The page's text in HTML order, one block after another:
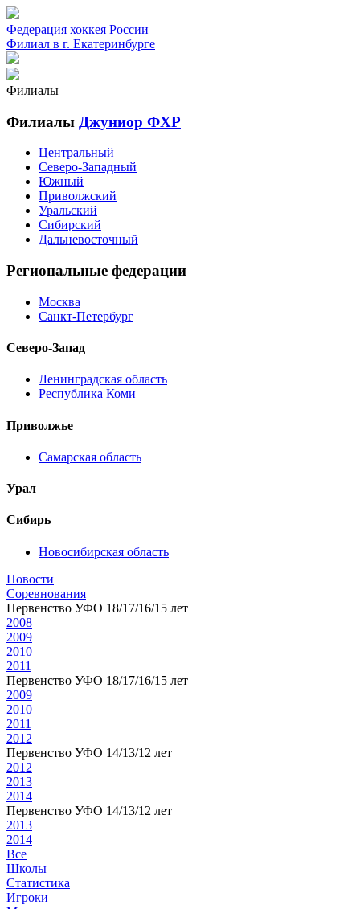
Федерация хоккея России
Филиал в г. Екатеринбурге
Филиалы
Филиалы Джуниор ФХР
Центральный
Северо-Западный
Южный
Приволжский
Уральский
Сибирский
Дальневосточный
Региональные федерации
Москва
Санкт-Петербург
Северо-Запад
Ленинградская область
Республика Коми
Приволжье
Самарская область
Урал
Сибирь
Новосибирская область
Новости
Соревнования
Первенство УФО 18/17/16/15 лет
2008
2009
2010
2011
Первенство УФО 18/17/16/15 лет
2009
2010
2011
2012
Первенство УФО 14/13/12 лет
2012
2013
2014
Первенство УФО 14/13/12 лет
2013
2014
Все
Школы
Статистика
Игроки